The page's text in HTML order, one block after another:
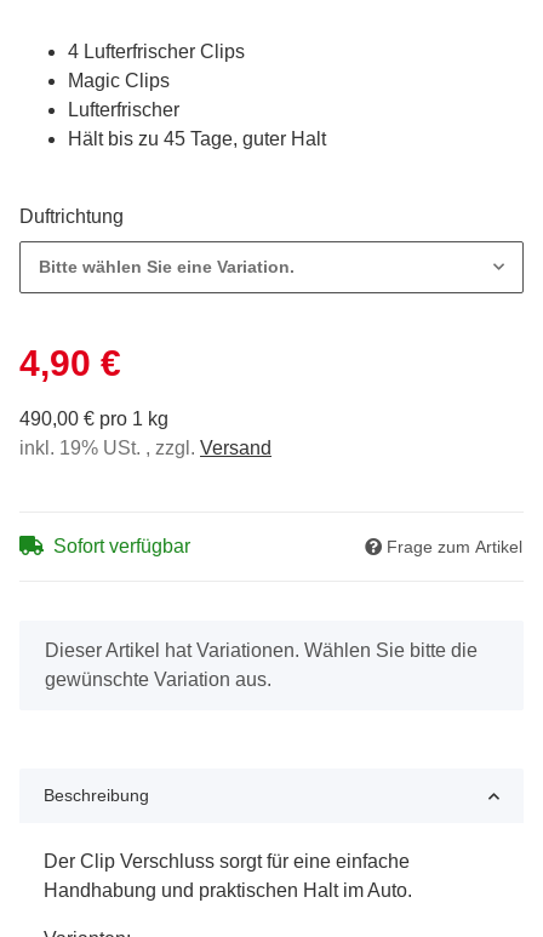
4 Lufterfrischer Clips
Magic Clips
Lufterfrischer
Hält bis zu 45 Tage, guter Halt
Duftrichtung
Bitte wählen Sie eine Variation.
4,90 €
490,00 € pro 1 kg
inkl. 19% USt. , zzgl. Versand
Sofort verfügbar Frage zum Artikel
xDieser Artikel hat Variationen. Wählen Sie bitte die
gewünschte Variation aus.
Beschreibung
Der Clip Verschluss sorgt für eine einfache
Handhabung und praktischen Halt im Auto.